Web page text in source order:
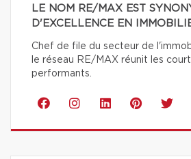
LE NOM RE/MAX EST
D'EXCELLENCE EN
Chef de file du secteur de
le réseau RE/MAX réunit les
performants.